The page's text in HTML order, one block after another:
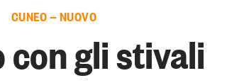
CUNEO — NUOVO
con gli stivali